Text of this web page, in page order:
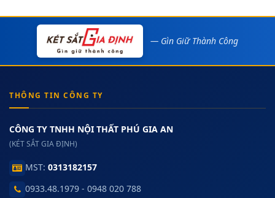
— Gìn Giữ Thành Công
THÔNG TIN CÔNG TY
CÔNG TY TNHH NỘI THẤT PHÚ GIA AN
(KÉT SẮT GIA ĐỊNH)
MST: 0313182157
0933.48.1979 - 0948 020 788